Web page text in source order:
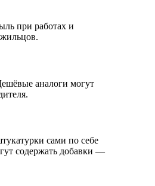
при работах и
аналоги могут
сами по себе
содержать добавки —